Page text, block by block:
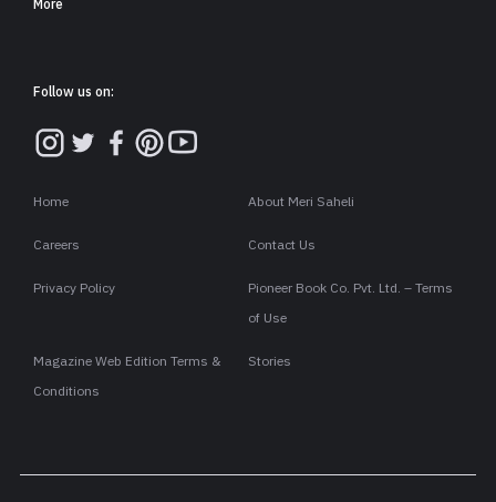
More
Follow us on:
Home About Meri Saheli
Careers Contact Us
Privacy Policy
Pioneer Book Co. Pvt. Ltd. – Terms
of Use
Magazine Web Edition Terms &
Conditions
Stories